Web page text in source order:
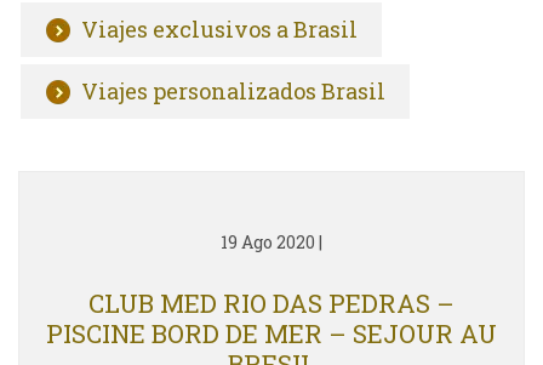
Viajes exclusivos a Brasil
Viajes personalizados Brasil
19 Ago 2020 |
CLUB MED RIO DAS PEDRAS –
PISCINE BORD DE MER – SEJOUR AU